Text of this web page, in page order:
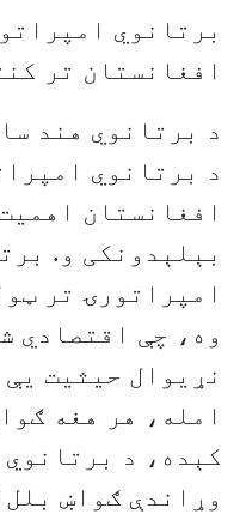
برتانوي
افغانستان تر
د برتانوي هند
د برتانوي
افغانستان
بېلېدونکی و.
امپراتورۍ تر
وه، چې اقتصادي
نړیوال حیثیت
امله، هر هغه
کېده، د
وړاندې ګواښ